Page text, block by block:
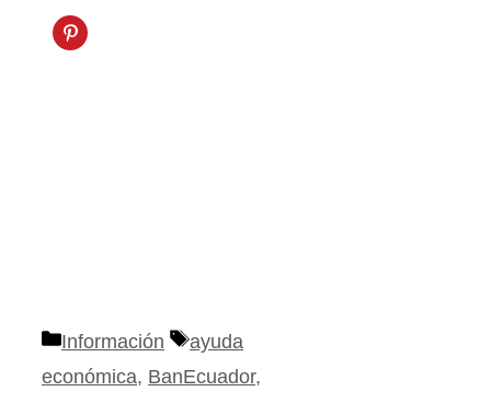
Categorías
Información Etiquetas
ayuda
económica, BanEcuador,